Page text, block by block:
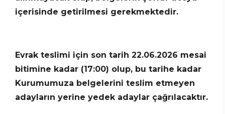
içerisinde getirilmesi gerekmektedir.
Evrak teslimi için son tarih 22.06.2026 mesai
bitimine kadar (17:00) olup, bu tarihe kadar
Kurumumuza belgelerini teslim etmeyen
adayların yerine yedek adaylar çağrılacaktır.